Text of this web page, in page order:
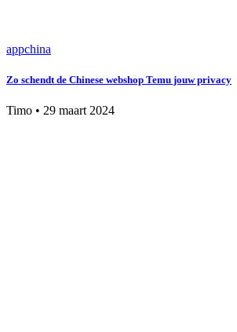
appchina
Zo schendt de Chinese webshop Temu jouw privacy
Timo • 29 maart 2024